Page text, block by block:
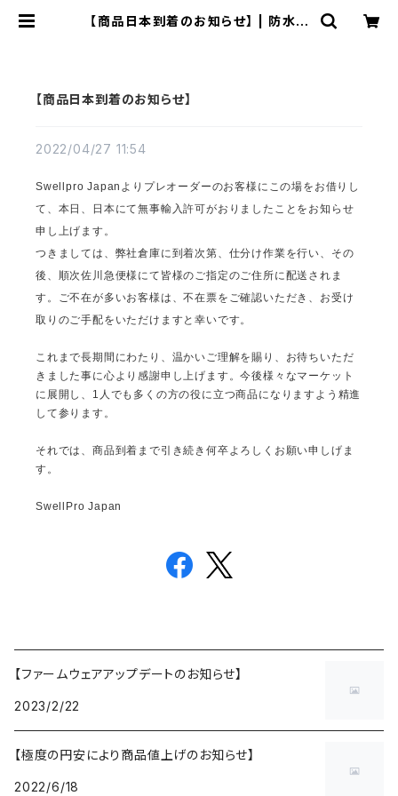
【商品日本到着のお知らせ】 | 防水ド
【商品日本到着のお知らせ】
2022/04/27 11:54
Swellpro Japanよりプレオーダーのお客様にこの場をお借りし
て、本日、日本にて無事輸入許可がおりましたことをお知らせ
申し上げます。
つきましては、弊社倉庫に到着次第、仕分け作業を行い、その
後、順次佐川急便様にて皆様のご指定のご住所に配送されま
す。ご不在が多いお客様は、不在票をご確認いただき、お受け
取りのご手配をいただけますと幸いです。
これまで長期間にわたり、温かいご理解を賜り、お待ちいただ
きました事に心より感謝申し上げます。今後様々なマーケット
に展開し、1人でも多くの方の役に立つ商品になりますよう精進
して参ります。
それでは、商品到着まで引き続き何卒よろしくお願い申しげま
す。
SwellPro Japan
【ファームウェアアップデートのお知らせ】
2023/2/22
【極度の円安により商品値上げのお知らせ】
2022/6/18